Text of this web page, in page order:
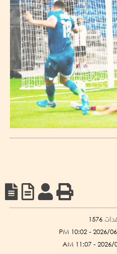
1576
2026/06/10 -
2026/08/06